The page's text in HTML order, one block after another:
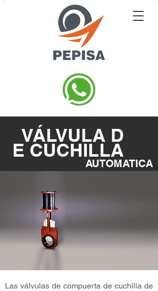
VÁLVULA D
E CUCHILLA
AUTOMATICA
Las válvulas de compuerta de cuchilla de